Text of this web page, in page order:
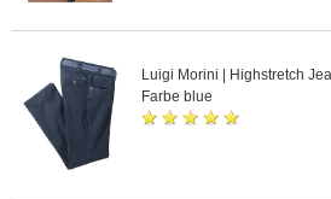
Luigi Morini | Highstretch
Farbe blue